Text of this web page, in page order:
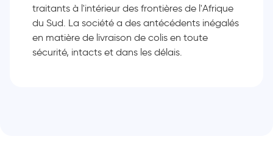
traitants à l'intérieur des frontières de l'Afrique
du Sud. La société a des antécédents inégalés
en matière de livraison de colis en toute
sécurité, intacts et dans les délais.